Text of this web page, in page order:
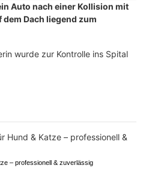
Auto nach einer Kollision mit
Dach liegend zum
wurde zur Kontrolle ins Spital
– professionell & zuverlässig